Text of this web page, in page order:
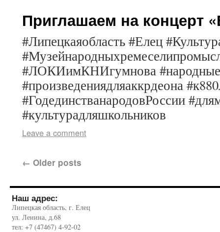
Приглашаем на концерт
#Липецкаяобласть #Елец
#ЛОКИимКНИгумнова
#произведениядляаккрдеона
#ГодединстванародовРоссии
#культурадляшкольников
Leave a comment
← Older posts
Наш адрес:
Липецкая область, г. Елец
ул. Ленина, д.68
тел: +7 (47467) 4-92-02